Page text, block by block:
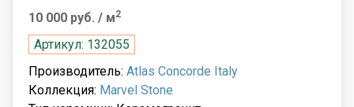
10 000 руб. / м2
Артикул: 132055
Производитель: Atlas Concorde Italy
Коллекция: Marvel Stone